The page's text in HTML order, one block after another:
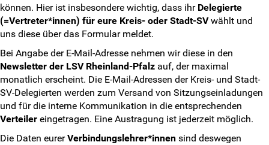
Shop
Kontakt
Eure Fragen
Unsere Antworten
Kontaktformular
können. Hier ist insbesondere wichtig, dass ihr Delegierte
(=Vertreter*innen) für eure Kreis- oder Stadt-SVwählt und
uns diese über das Formular meldet.
Bei Angabe der E-Mail-Adresse nehmen wir diese in den
Newsletter der LSV Rheinland-Pfalz auf, der maximal
monatlich erscheint. Die E-Mail-Adressen der Kreis- und Stadt-
SV-Delegierten werden zum Versand von Sitzungseinladungen
und für die interne Kommunikation in die entsprechenden
Verteiler eingetragen. Eine Austragung ist jederzeit möglich.
Die Daten eurerVerbindungslehrer*innen sind deswegen